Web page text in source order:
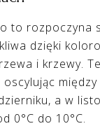
to rozpoczyna
dzięki
i krzewy.
między
a w
0°C do 10°C.